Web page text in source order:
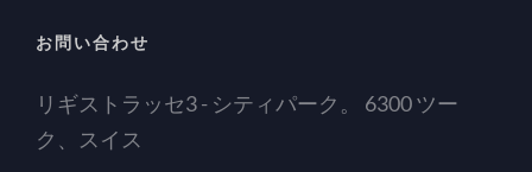
お問い合わせ
リギストラッセ3 - シティパーク。 6300 ツー
ク、スイス